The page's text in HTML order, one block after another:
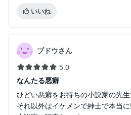
いいね
ブドウさん
5.0
なんたる悪癖
ひどい悪癖をお持ちの小説家の先
それ以外はイケメンで紳士で本当に